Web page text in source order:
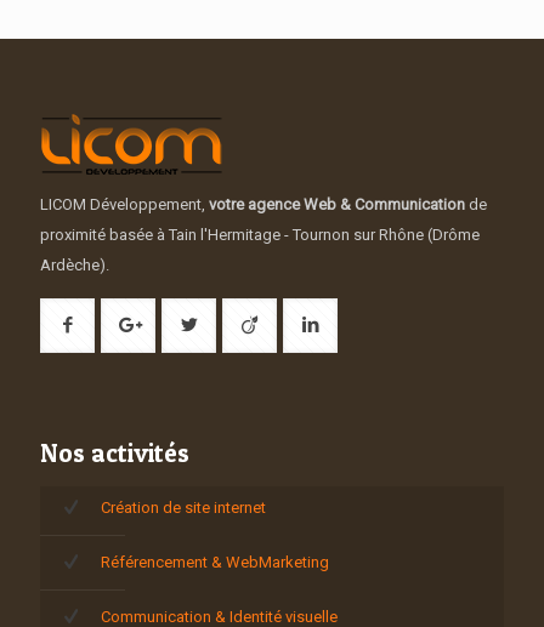
LICOM Développement, votre agence Web & Communication de
proximité basée à Tain l'Hermitage - Tournon sur Rhône (Drôme
Ardèche).
Nos activités
Création de site internet
Référencement & WebMarketing
Communication & Identité visuelle